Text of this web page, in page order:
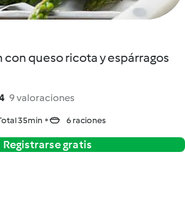
con queso ricota y espárragos
9 valoraciones
35min 6 raciones
Registrarse gratis